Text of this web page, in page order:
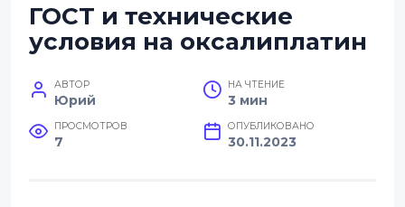
ГОСТ и технические
условия на оксалиплатин
АВТОР
Юрий
НА ЧТЕНИЕ
3 мин
ПРОСМОТРОВ
7
ОПУБЛИКОВАНО
30.11.2023